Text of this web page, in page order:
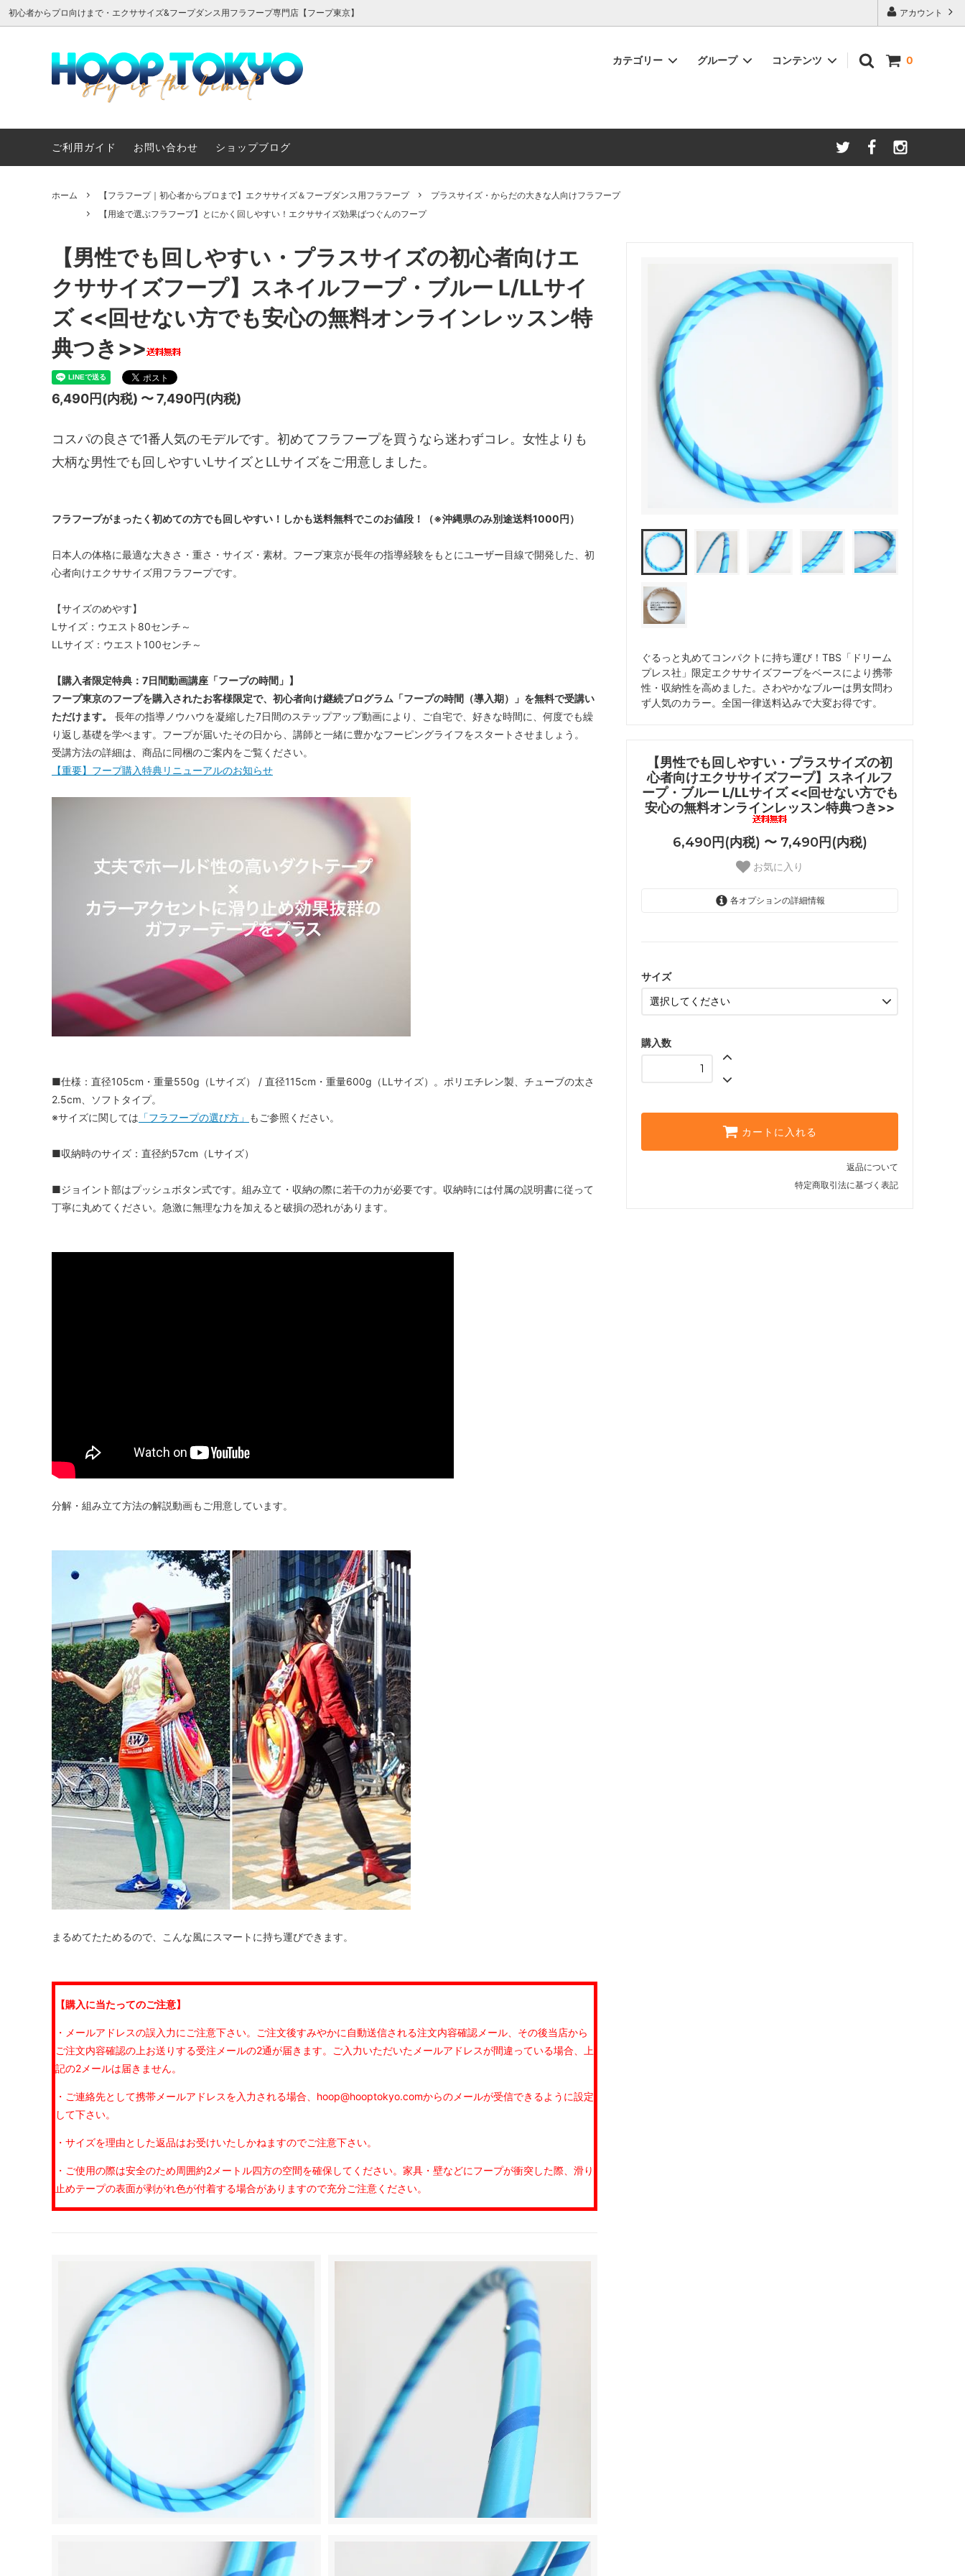
アカウント
初心者からプロ向けまで・エクササイズ&フープダンス用フラフープ専門店【フープ東京】
0
カテゴリー グループ
ワケありお買い得品
コンテンツ
メディア掲載・指導実績
ご利用ガイド お問い合わせ ショップブログ
ホーム 【フラフープ｜初心者からプロまで】エクササイズ＆フープダンス用フラフープ
プラスサイズ・からだの大きな人向けフラフープ
【用途で選ぶフラフープ】とにかく回しやすい！エクササイズ効果ばつぐんのフープ
ぐるっと丸めてコンパクトに持ち運び！TBS「ドリーム
プレス社」限定エクササイズフープをベースにより携帯
性・収納性を高めました。さわやかなブルーは男女問わ
ず人気のカラー。全国一律送料込みで大変お得です。
【男性でも回しやすい・プラスサイズの初
心者向けエクササイズフープ】スネイルフ
ープ・ブルー L/LLサイズ <<回せない方でも
安心の無料オンラインレッスン特典つき>>
6,490円(内税) 〜 7,490円(内税)
お気に入り
各オプションの詳細情報
サイズ
購入数
カートに入れる
返品について
特定商取引法に基づく表記
【男性でも回しやすい・プラスサイズの初心者向けエ
クササイズフープ】スネイルフープ・ブルー L/LLサイ
ズ <<回せない方でも安心の無料オンラインレッスン特
典つき>>
6,490円(内税) 〜 7,490円(内税)
コスパの良さで1番人気のモデルです。初めてフラフープを買うなら迷わずコレ。女性よりも
大柄な男性でも回しやすいLサイズとLLサイズをご用意しました。
フラフープがまったく初めての方でも回しやすい！しかも送料無料でこのお値段！（※沖縄県のみ別途送料1000円）
日本人の体格に最適な大きさ・重さ・サイズ・素材。フープ東京が長年の指導経験をもとにユーザー目線で開発した、初
心者向けエクササイズ用フラフープです。
【サイズのめやす】
Lサイズ：ウエスト80センチ～
LLサイズ：ウエスト100センチ～
【購入者限定特典：7日間動画講座「フープの時間」】
フープ東京のフープを購入されたお客様限定で、初心者向け継続プログラム「フープの時間（導入期）」を無料で受講い
ただけます。
長年の指導ノウハウを凝縮した7日間のステップアップ動画により、ご自宅で、好きな時間に、何度でも繰
り返し基礎を学べます。フープが届いたその日から、講師と一緒に豊かなフーピングライフをスタートさせましょう。
受講方法の詳細は、商品に同梱のご案内をご覧ください。
【重要】フープ購入特典リニューアルのお知らせ
■仕様：直径105cm・重量550g（Lサイズ） / 直径115cm・重量600g（LLサイズ）。ポリエチレン製、チューブの太さ
2.5cm、ソフトタイプ。
※サイズに関しては 「フラフープの選び方」 もご参照ください。
■収納時のサイズ：直径約57cm（Lサイズ）
■ジョイント部はプッシュボタン式です。組み立て・収納の際に若干の力が必要です。収納時には付属の説明書に従って
丁寧に丸めてください。急激に無理な力を加えると破損の恐れがあります。
分解・組み立て方法の解説動画もご用意しています。
まるめてたためるので、こんな風にスマートに持ち運びできます。
【購入に当たってのご注意】
・メールアドレスの誤入力にご注意下さい。ご注文後すみやかに自動送信される注文内容確認メール、その後当店から
ご注文内容確認の上お送りする受注メールの2通が届きます。ご入力いただいたメールアドレスが間違っている場合、上
記の2メールは届きません。
・ご連絡先として携帯メールアドレスを入力される場合、hoop@hooptokyo.comからのメールが受信できるように設定
して下さい。
・サイズを理由とした返品はお受けいたしかねますのでご注意下さい。
・ご使用の際は安全のため周囲約2メートル四方の空間を確保してください。家具・壁などにフープが衝突した際、滑り
止めテープの表面が剥がれ色が付着する場合がありますので充分ご注意ください。